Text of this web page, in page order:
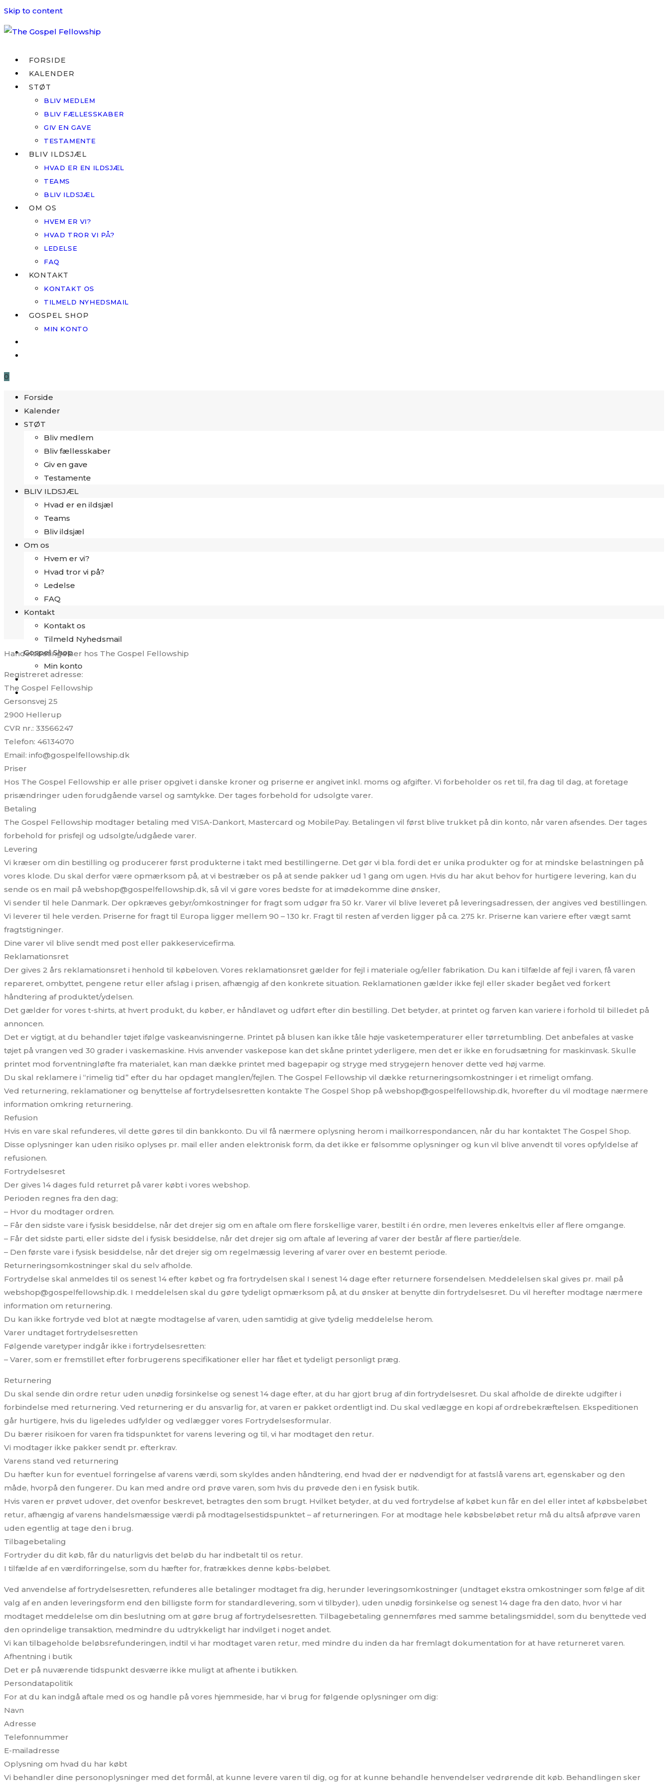
Skip to content
FORSIDE
KALENDER
STØT
BLIV MEDLEM
BLIV FÆLLESSKABER
GIV EN GAVE
TESTAMENTE
BLIV ILDSJÆL
HVAD ER EN ILDSJÆL
TEAMS
BLIV ILDSJÆL
OM OS
HVEM ER VI?
HVAD TROR VI PÅ?
LEDELSE
FAQ
KONTAKT
KONTAKT OS
TILMELD NYHEDSMAIL
GOSPEL SHOP
MIN KONTO
0
Forside
Kalender
STØT
Bliv medlem
Bliv fællesskaber
Giv en gave
Testamente
BLIV ILDSJÆL
Hvad er en ildsjæl
Teams
Bliv ildsjæl
Om os
Hvem er vi?
Hvad tror vi på?
Ledelse
FAQ
Kontakt
Kontakt os
Tilmeld Nyhedsmail
Gospel Shop
Min konto
Handelsbetingelser hos The Gospel Fellowship
Registreret adresse:
The Gospel Fellowship
Gersonsvej 25
2900 Hellerup
CVR nr.: 33566247
Telefon: 46134070
Email: info@gospelfellowship.dk
Priser
Hos The Gospel Fellowship er alle priser opgivet i danske kroner og priserne er angivet inkl. moms og afgifter. Vi forbeholder os ret til, fra dag til dag, at foretage
prisændringer uden forudgående varsel og samtykke. Der tages forbehold for udsolgte varer.
Betaling
The Gospel Fellowship modtager betaling med VISA-Dankort, Mastercard og MobilePay. Betalingen vil først blive trukket på din konto, når varen afsendes. Der tages
forbehold for prisfejl og udsolgte/udgåede varer.
Levering
Vi kræser om din bestilling og producerer først produkterne i takt med bestillingerne. Det gør vi bla. fordi det er unika produkter og for at mindske belastningen på
vores klode. Du skal derfor være opmærksom på, at vi bestræber os på at sende pakker ud 1 gang om ugen. Hvis du har akut behov for hurtigere levering, kan du
sende os en mail på webshop@gospelfellowship.dk, så vil vi gøre vores bedste for at imødekomme dine ønsker,
Vi sender til hele Danmark. Der opkræves gebyr/omkostninger for fragt som udgør fra 50 kr. Varer vil blive leveret på leveringsadressen, der angives ved bestillingen.
Vi leverer til hele verden. Priserne for fragt til Europa ligger mellem 90 – 130 kr. Fragt til resten af verden ligger på ca. 275 kr. Priserne kan variere efter vægt samt
fragtstigninger.
Dine varer vil blive sendt med post eller pakkeservicefirma.
Reklamationsret
Der gives 2 års reklamationsret i henhold til købeloven. Vores reklamationsret gælder for fejl i materiale og/eller fabrikation. Du kan i tilfælde af fejl i varen, få varen
repareret, ombyttet, pengene retur eller afslag i prisen, afhængig af den konkrete situation. Reklamationen gælder ikke fejl eller skader begået ved forkert
håndtering af produktet/ydelsen.
Det gælder for vores t-shirts, at hvert produkt, du køber, er håndlavet og udført efter din bestilling. Det betyder, at printet og farven kan variere i forhold til billedet på
annoncen.
Det er vigtigt, at du behandler tøjet ifølge vaskeanvisningerne. Printet på blusen kan ikke tåle høje vasketemperaturer eller tørretumbling. Det anbefales at vaske
tøjet på vrangen ved 30 grader i vaskemaskine. Hvis anvender vaskepose kan det skåne printet yderligere, men det er ikke en forudsætning for maskinvask. Skulle
printet mod forventningløfte fra materialet, kan man dække printet med bagepapir og stryge med strygejern henover dette ved høj varme.
Du skal reklamere i “rimelig tid” efter du har opdaget manglen/fejlen. The Gospel Fellowship vil dække returneringsomkostninger i et rimeligt omfang.
Ved returnering, reklamationer og benyttelse af fortrydelsesretten kontakte The Gospel Shop på webshop@gospelfellowship.dk, hvorefter du vil modtage nærmere
information omkring returnering.
Refusion
Hvis en vare skal refunderes, vil dette gøres til din bankkonto. Du vil få nærmere oplysning herom i mailkorrespondancen, når du har kontaktet The Gospel Shop.
Disse oplysninger kan uden risiko oplyses pr. mail eller anden elektronisk form, da det ikke er følsomme oplysninger og kun vil blive anvendt til vores opfyldelse af
refusionen.
Fortrydelsesret
Der gives 14 dages fuld returret på varer købt i vores webshop.
Perioden regnes fra den dag;
– Hvor du modtager ordren.
– Får den sidste vare i fysisk besiddelse, når det drejer sig om en aftale om flere forskellige varer, bestilt i én ordre, men leveres enkeltvis eller af flere omgange.
– Får det sidste parti, eller sidste del i fysisk besiddelse, når det drejer sig om aftale af levering af varer der består af flere partier/dele.
– Den første vare i fysisk besiddelse, når det drejer sig om regelmæssig levering af varer over en bestemt periode.
Returneringsomkostninger skal du selv afholde.
Fortrydelse skal anmeldes til os senest 14 efter købet og fra fortrydelsen skal I senest 14 dage efter returnere forsendelsen. Meddelelsen skal gives pr. mail på
webshop@gospelfellowship.dk. I meddelelsen skal du gøre tydeligt opmærksom på, at du ønsker at benytte din fortrydelsesret. Du vil herefter modtage nærmere
information om returnering.
Du kan ikke fortryde ved blot at nægte modtagelse af varen, uden samtidig at give tydelig meddelelse herom.
Varer undtaget fortrydelsesretten
Følgende varetyper indgår ikke i fortrydelsesretten:
– Varer, som er fremstillet efter forbrugerens specifikationer eller har fået et tydeligt personligt præg.
Returnering
Du skal sende din ordre retur uden unødig forsinkelse og senest 14 dage efter, at du har gjort brug af din fortrydelsesret. Du skal afholde de direkte udgifter i
forbindelse med returnering. Ved returnering er du ansvarlig for, at varen er pakket ordentligt ind. Du skal vedlægge en kopi af ordrebekræftelsen. Ekspeditionen
går hurtigere, hvis du ligeledes udfylder og vedlægger vores Fortrydelsesformular.
Du bærer risikoen for varen fra tidspunktet for varens levering og til, vi har modtaget den retur.
Vi modtager ikke pakker sendt pr. efterkrav.
Varens stand ved returnering
Du hæfter kun for eventuel forringelse af varens værdi, som skyldes anden håndtering, end hvad der er nødvendigt for at fastslå varens art, egenskaber og den
måde, hvorpå den fungerer. Du kan med andre ord prøve varen, som hvis du prøvede den i en fysisk butik.
Hvis varen er prøvet udover, det ovenfor beskrevet, betragtes den som brugt. Hvilket betyder, at du ved fortrydelse af købet kun får en del eller intet af købsbeløbet
retur, afhængig af varens handelsmæssige værdi på modtagelsestidspunktet – af returneringen. For at modtage hele købsbeløbet retur må du altså afprøve varen
uden egentlig at tage den i brug.
Tilbagebetaling
Fortryder du dit køb, får du naturligvis det beløb du har indbetalt til os retur.
I tilfælde af en værdiforringelse, som du hæfter for, fratrækkes denne købs-beløbet.
Ved anvendelse af fortrydelsesretten, refunderes alle betalinger modtaget fra dig, herunder leveringsomkostninger (undtaget ekstra omkostninger som følge af dit
valg af en anden leveringsform end den billigste form for standardlevering, som vi tilbyder), uden unødig forsinkelse og senest 14 dage fra den dato, hvor vi har
modtaget meddelelse om din beslutning om at gøre brug af fortrydelsesretten. Tilbagebetaling gennemføres med samme betalingsmiddel, som du benyttede ved
den oprindelige transaktion, medmindre du udtrykkeligt har indvilget i noget andet.
Vi kan tilbageholde beløbsrefunderingen, indtil vi har modtaget varen retur, med mindre du inden da har fremlagt dokumentation for at have returneret varen.
Afhentning i butik
Det er på nuværende tidspunkt desværre ikke muligt at afhente i butikken.
Persondatapolitik
For at du kan indgå aftale med os og handle på vores hjemmeside, har vi brug for følgende oplysninger om dig:
Navn
Adresse
Telefonnummer
E-mailadresse
Oplysning om hvad du har købt
Vi behandler dine personoplysninger med det formål, at kunne levere varen til dig, og for at kunne behandle henvendelser vedrørende dit køb. Behandlingen sker